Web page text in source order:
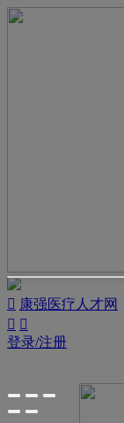
 康强医疗人才网
 
登录/注册